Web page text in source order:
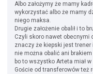
Albo założymy że mamy
wykorzystać albo że mamy
niego maksa.
Drugie założenie obalił i to
Czyli skoro nawet obecnymi
znaczy że kiepski jest
nie można obalić ani
bo to wszystko Arteta miał
Goście od transferowów też